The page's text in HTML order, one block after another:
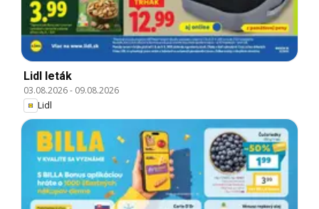
Lidl leták
03.08.2026- 09.08.2026
Lidl